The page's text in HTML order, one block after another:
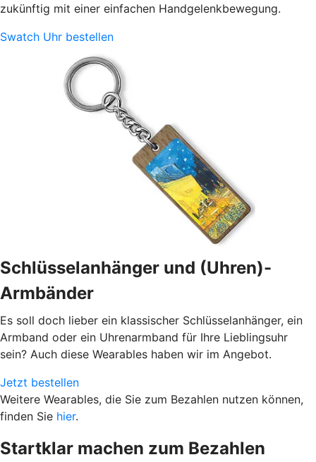
zukünftig mit einer einfachen Handgelenkbewegung.
Swatch Uhr bestellen
Schlüsselanhänger und (Uhren)-
Armbänder
Es soll doch lieber ein klassischer Schlüsselanhänger, ein
Armband oder ein Uhrenarmband für Ihre Lieblingsuhr
sein? Auch diese Wearables haben wir im Angebot.
Jetzt bestellen
Weitere Wearables, die Sie zum Bezahlen nutzen können,
finden Sie hier.
Startklar machen zum Bezahlen